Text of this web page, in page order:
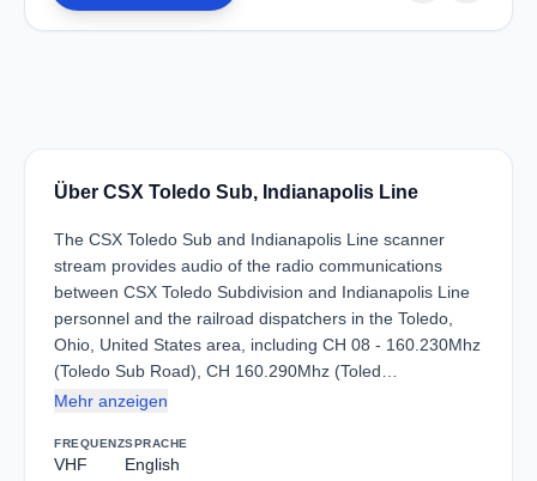
Über CSX Toledo Sub, Indianapolis Line
The CSX Toledo Sub and Indianapolis Line scanner
stream provides audio of the radio communications
between CSX Toledo Subdivision and Indianapolis Line
personnel and the railroad dispatchers in the Toledo,
Ohio, United States area, including CH 08 - 160.230Mhz
(Toledo Sub Road), CH 160.290Mhz (Toled…
Mehr anzeigen
FREQUENZ
VHF
SPRACHE
English